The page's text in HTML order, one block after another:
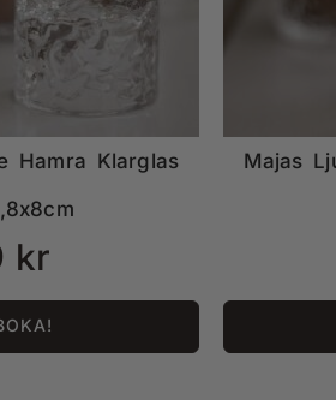
Hamra Klarglas
kr
Majas